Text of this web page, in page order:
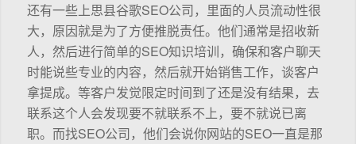
还有一些上思县谷歌SEO公司，里面的人员流动性很
大，原因就是为了方便推脱责任。他们通常是招收新
人，然后进行简单的SEO知识培训，确保和客户聊天
时能说些专业的内容，然后就开始销售工作，谈客户
拿提成。等客户发觉限定时间到了还是没有结果，去
联系这个人会发现要不就联系不上，要不就说已离
职。而找SEO公司，他们会说你网站的SEO一直是那